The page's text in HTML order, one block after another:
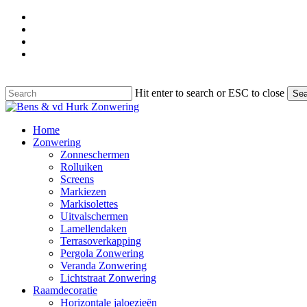
Skip
main
content
Hit enter to search or ESC to close
Close
Menu
Home
Zonwering
Zonneschermen
Rolluiken
Screens
Markiezen
Markisolettes
Uitvalschermen
Lamellendaken
Terrasoverkapping
Pergola Zonwering
Veranda Zonwering
Lichtstraat Zonwering
Raamdecoratie
Horizontale jaloezieën